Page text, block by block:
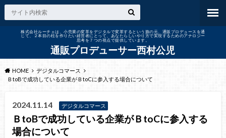
株式会社ルーチェは、小売業の変革をデジタルで変革するという旗の元、通販プロデュースを通
じて、２本目の柱を作りたい経営者にとって、あなたらしいやり方で実現するためのアナロジー
思考を７つの視点で提供しています。
通販プロデューサー西村公児
HOME
デジタルコマース
ＢtoBで成功している企業がＢtoCに参入する場合について
2024.11.14 デジタルコマース
ＢtoBで成功している企業がＢtoCに参入する
場合について